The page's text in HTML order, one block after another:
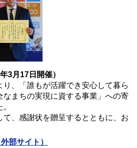
3月17日開催）
、「誰もが活躍でき安心して暮ら
なまちの実現に資する事業」への寄
て、感謝状を贈呈するとともに、お
部サイト）